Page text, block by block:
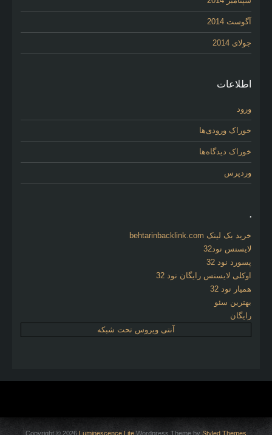
آگوست 2014
جولای 2014
اطلاعات
ورود
خوراک ورودی‌ها
خوراک دیدگاه‌ها
وردپرس
.
خرید بک لینک behtarinbacklink.com
لایسنس نود32
پسورد نود 32
اوکلی لایسنس رایگان نود 32
همیار نود 32
بهترین سئو
رایگان
آنتی ویروس تحت شبکه
Copyright © 2026 Luminescence Lite Wordpress Theme by Styled Themes